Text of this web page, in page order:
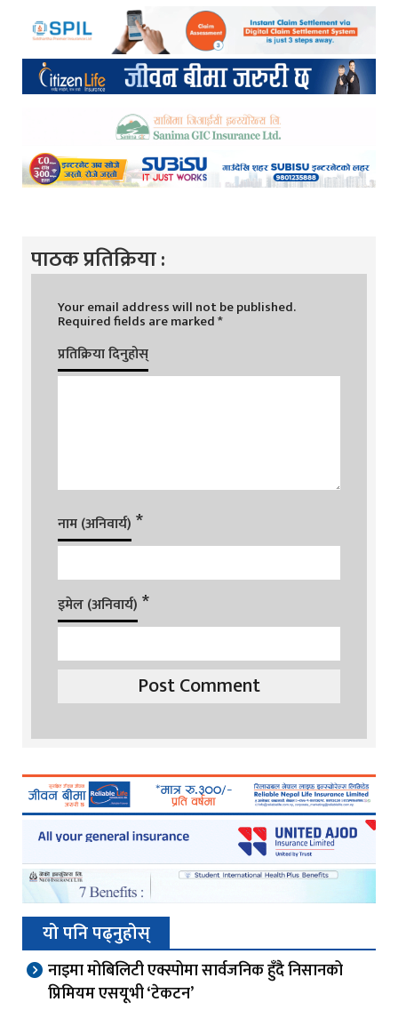
पाठक प्रतिक्रिया :
Your email address will not be published.
Required fields are marked*
प्रतिक्रिया दिनुहोस्
नाम (अनिवार्य) *
इमेल (अनिवार्य) *
यो पनि पढ्नुहोस्
नाइमा मोबिलिटी एक्स्पोमा सार्वजनिक हुँदै निसानको
प्रिमियम एसयूभी ‘टेकटन’